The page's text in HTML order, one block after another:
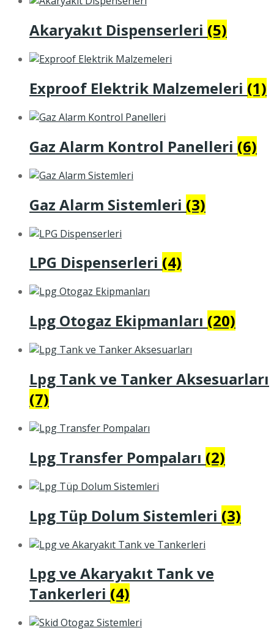
Akaryakıt Dispenserleri (5)
Exproof Elektrik Malzemeleri (1)
Gaz Alarm Kontrol Panelleri (6)
Gaz Alarm Sistemleri (3)
LPG Dispenserleri (4)
Lpg Otogaz Ekipmanları (20)
Lpg Tank ve Tanker Aksesuarları
(7)
Lpg Transfer Pompaları (2)
Lpg Tüp Dolum Sistemleri (3)
Lpg ve Akaryakıt Tank ve
Tankerleri (4)